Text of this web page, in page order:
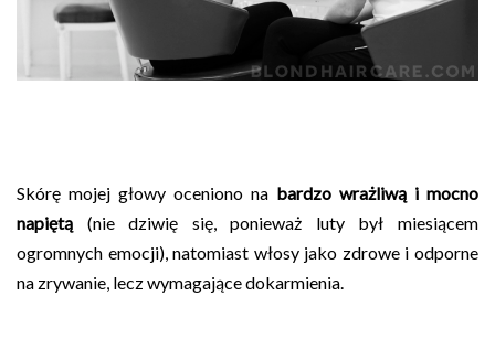
Skórę mojej głowy oceniono na bardzo wrażliwą i mocno
napiętą (nie dziwię się, ponieważ luty był miesiącem
ogromnych emocji), natomiast włosy jako zdrowe i odporne
na zrywanie, lecz wymagające dokarmienia.